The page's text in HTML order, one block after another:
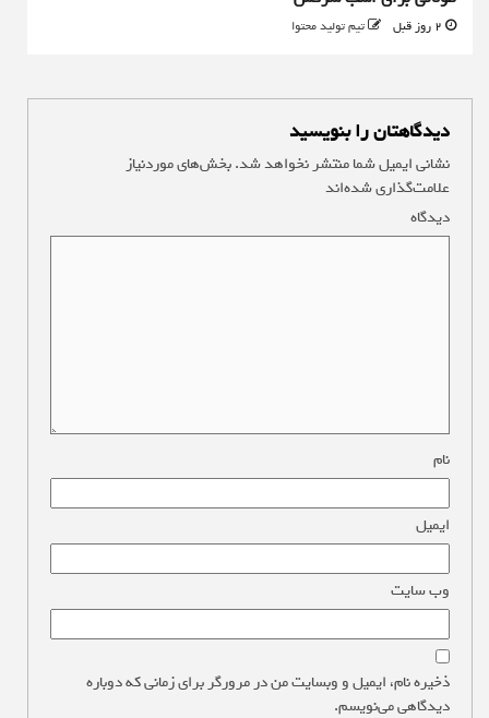
تیم تولید محتوا
دیدگاهتان را بنویسید
نشانی ایمیل شما منتشر نخواهد شد.بخش‌های موردنیاز
علامت‌گذاری شده‌اند
دیدگاه
نام
ایمیل
وب‌ سایت
ذخیره نام، ایمیل و وبسایت من در مرورگر برای زمانی که دوباره
دیدگاهی می‌نویسم.